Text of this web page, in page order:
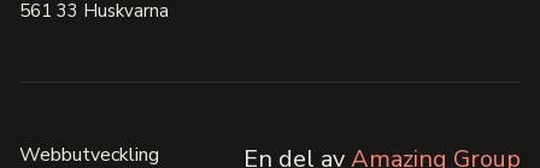
561 33 Huskvarna
Webbutveckling En del avAmazing Group